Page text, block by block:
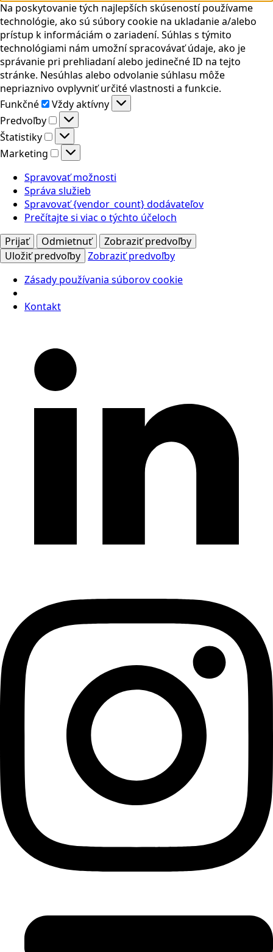
Na poskytovanie tých najlepších skúseností používame
technológie, ako sú súbory cookie na ukladanie a/alebo
prístup k informáciám o zariadení. Súhlas s týmito
technológiami nám umožní spracovávať údaje, ako je
správanie pri prehliadaní alebo jedinečné ID na tejto
stránke. Nesúhlas alebo odvolanie súhlasu môže
nepriaznivo ovplyvniť určité vlastnosti a funkcie.
Funkčné
Funkčné
Vždy aktívny
Predvoľby
Predvoľby
Štatistiky
Štatistiky
Marketing
Marketing
Spravovať možnosti
Správa služieb
Spravovať {vendor_count} dodávateľov
Prečítajte si viac o týchto účeloch
Prijať
Odmietnuť
Zobraziť predvoľby
Uložiť predvoľby Zobraziť predvoľby
Zásady používania súborov cookie
Kontakt